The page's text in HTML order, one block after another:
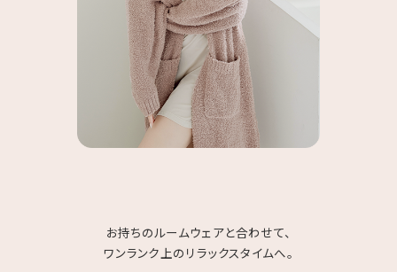
お持ちのルームウェアと合わせて、
ワンランク上のリラックスタイムへ。